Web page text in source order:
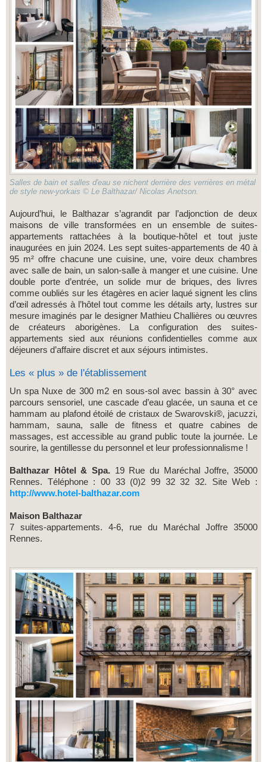
Salles de bain et salles d'eau se nichent derrière des verrières en métal
de style new-yorkais © Le Balthazar/ Nicolas Anetson.
Aujourd’hui, le Balthazar s’agrandit par l’adjonction de deux
maisons de ville transformées en un ensemble de suites-
appartements rattachées à la boutique-hôtel et tout juste
inaugurées en juin 2024. Les sept suites-appartements de 40 à
95 m² offre chacune une cuisine, une, voire deux chambres
avec salle de bain, un salon-salle à manger et une cuisine. Une
double porte d’entrée, un solide mur de briques, des livres
comme oubliés sur les étagères en acier laqué signent les clins
d’œil adressés à l’hôtel tout comme les détails arty, lustres sur
mesure imaginés par le designer Mathieu Challières ou œuvres
de créateurs aborigènes. La configuration des suites-
appartements sied aux réunions confidentielles comme aux
déjeuners d’affaire discret et aux séjours intimistes.
Les « plus » de l'établissement
Un spa Nuxe de 300 m2 en sous-sol avec bassin à 30° avec
parcours sensoriel, une cascade d’eau glacée, un sauna et ce
hammam au plafond étoilé de cristaux de Swarovski®, jacuzzi,
hammam, sauna, salle de fitness et quatre cabines de
massages, est accessible au grand public toute la journée. Le
sourire, la gentillesse du personnel et leur professionnalisme !
Balthazar Hôtel & Spa. 19 Rue du Maréchal Joffre, 35000
Rennes. Téléphone : 00 33 (0)2 99 32 32 32. Site Web :
http://www.hotel-balthazar.com
Maison Balthazar
7 suites-appartements. 4-6, rue du Maréchal Joffre 35000
Rennes.